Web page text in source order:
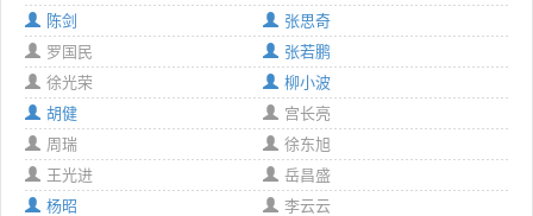
陈剑
张思奇
罗国民
张若鹏
徐光荣
柳小波
胡健
宫长亮
周瑞
徐东旭
王光进
岳昌盛
杨昭
李云云